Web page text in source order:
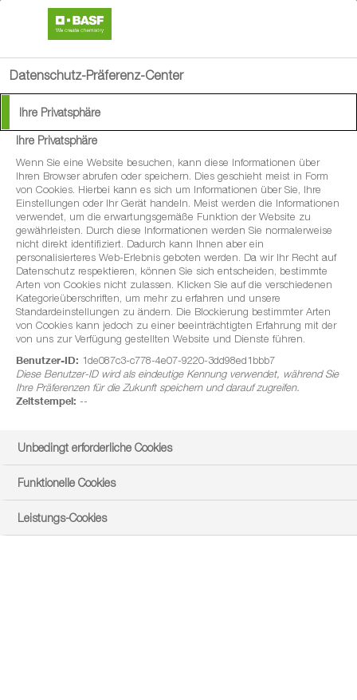
Datenschutz-Präferenz-Center
Ihre Privatsphäre
Ihre Privatsphäre
Wenn Sie eine Website besuchen, kann diese Informationen über
Ihren Browser abrufen oder speichern. Dies geschieht meist in Form
von Cookies. Hierbei kann es sich um Informationen über Sie, Ihre
Einstellungen oder Ihr Gerät handeln. Meist werden die Informationen
verwendet, um die erwartungsgemäße Funktion der Website zu
gewährleisten. Durch diese Informationen werden Sie normalerweise
nicht direkt identifiziert. Dadurch kann Ihnen aber ein
personalisierteres Web-Erlebnis geboten werden. Da wir Ihr Recht auf
Datenschutz respektieren, können Sie sich entscheiden, bestimmte
Arten von Cookies nicht zulassen. Klicken Sie auf die verschiedenen
Kategorieüberschriften, um mehr zu erfahren und unsere
Standardeinstellungen zu ändern. Die Blockierung bestimmter Arten
von Cookies kann jedoch zu einer beeinträchtigten Erfahrung mit der
von uns zur Verfügung gestellten Website und Dienste führen.
Benutzer-ID: 1de087c3-c778-4e07-9220-3dd98ed1bbb7
Diese Benutzer-ID wird als eindeutige Kennung verwendet, während Sie
Ihre Präferenzen für die Zukunft speichern und darauf zugreifen.
Zeitstempel: --
Unbedingt erforderliche Cookies
Funktionelle Cookies
Leistungs-Cookies